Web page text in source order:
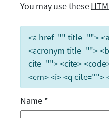
You may use these
<a href="" title="">
<acronym title="">
cite=""> <cite>
<em> <i> <q cite="">
Name *